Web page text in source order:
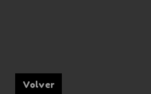
Volver